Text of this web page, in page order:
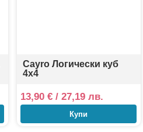
Cayro Логически куб
4x4
13,90 €/ 27,19 лв.
Купи